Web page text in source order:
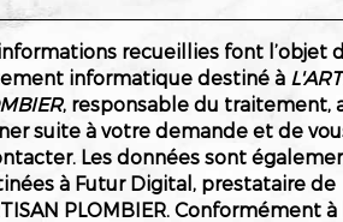
recueillies font l’objet
informatique destiné à
, responsable du traitement,
suite à votre demande et de
Les données sont
à Futur Digital, prestataire de
PLOMBIER. Conformément à